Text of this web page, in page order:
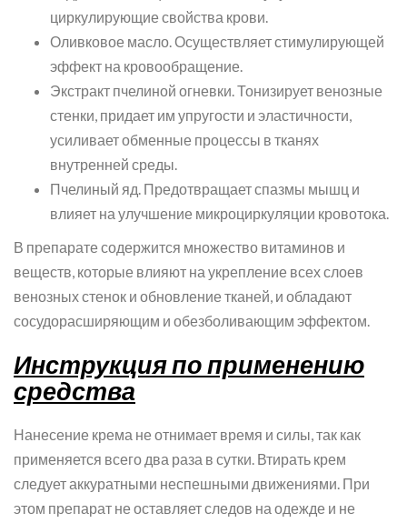
циркулирующие свойства крови.
Оливковое масло. Осуществляет стимулирующей
эффект на кровообращение.
Экстракт пчелиной огневки. Тонизирует венозные
стенки, придает им упругости и эластичности,
усиливает обменные процессы в тканях
внутренней среды.
Пчелиный яд. Предотвращает спазмы мышц и
влияет на улучшение микроциркуляции кровотока.
В препарате содержится множество витаминов и
веществ, которые влияют на укрепление всех слоев
венозных стенок и обновление тканей, и обладают
сосудорасширяющим и обезболивающим эффектом.
Инструкция по применению
средства
Нанесение крема не отнимает время и силы, так как
применяется всего два раза в сутки. Втирать крем
следует аккуратными неспешными движениями. При
этом препарат не оставляет следов на одежде и не